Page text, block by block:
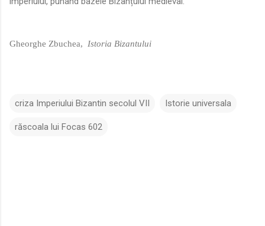
Gheorghe Zbuchea, Istoria Bizantului
criza Imperiului Bizantin secolul VII Istorie universala
răscoala lui Focas 602